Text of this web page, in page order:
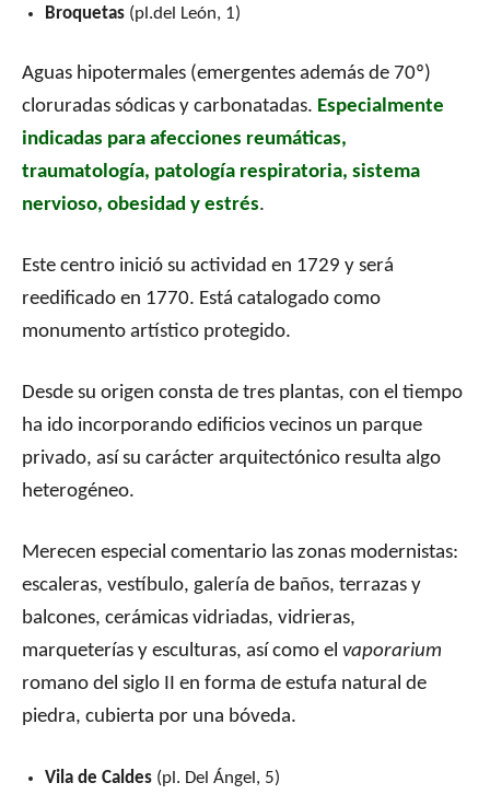
Broquetas (pl.del León, 1)
Aguas hipotermales (emergentes además de 70º)
cloruradas sódicas y carbonatadas. Especialmente
indicadas para afecciones reumáticas,
traumatología, patología respiratoria, sistema
nervioso, obesidad y estrés.
Este centro inició su actividad en 1729 y será
reedificado en 1770. Está catalogado como
monumento artístico protegido.
Desde su origen consta de tres plantas, con el tiempo
ha ido incorporando edificios vecinos un parque
privado, así su carácter arquitectónico resulta algo
heterogéneo.
Merecen especial comentario las zonas modernistas:
escaleras, vestíbulo, galería de baños, terrazas y
balcones, cerámicas vidriadas, vidrieras,
marqueterías y esculturas, así como el vaporarium
romano del siglo II en forma de estufa natural de
piedra, cubierta por una bóveda.
Vila de Caldes (pl. Del Ángel, 5)